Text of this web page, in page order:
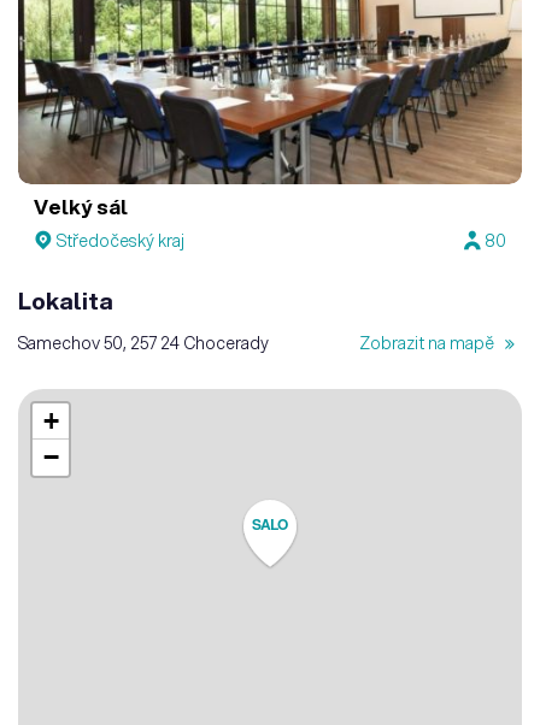
Velký sál
Středočeský kraj 80
Lokalita
Samechov 50, 257 24 Chocerady Zobrazit na mapě
SALO
+
−